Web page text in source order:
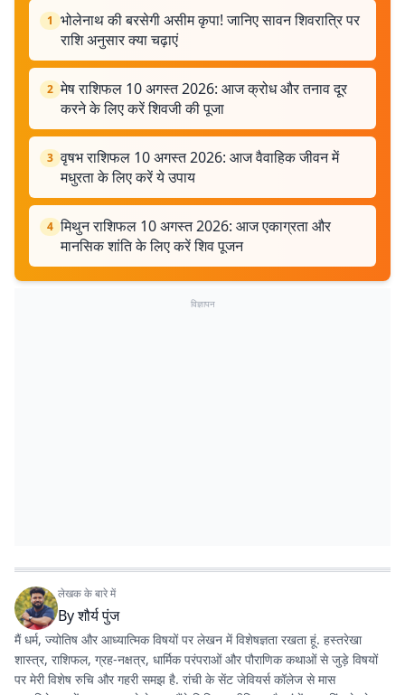
1 भोलेनाथ की बरसेगी असीम कृपा! जानिए सावन शिवरात्रि पर
राशि अनुसार क्या चढ़ाएं
2 मेष राशिफल 10 अगस्त 2026: आज क्रोध और तनाव दूर
करने के लिए करें शिवजी की पूजा
3 वृषभ राशिफल 10 अगस्त 2026: आज वैवाहिक जीवन में
मधुरता के लिए करें ये उपाय
4 मिथुन राशिफल 10 अगस्त 2026: आज एकाग्रता और
मानसिक शांति के लिए करें शिव पूजन
विज्ञापन
लेखक के बारे में
Byशौर्य पुंज
मैं धर्म, ज्योतिष और आध्यात्मिक विषयों पर लेखन में विशेषज्ञता रखता हूं. हस्तरेखा
शास्त्र, राशिफल, ग्रह-नक्षत्र, धार्मिक परंपराओं और पौराणिक कथाओं से जुड़े विषयों
पर मेरी विशेष रुचि और गहरी समझ है. रांची के सेंट जेवियर्स कॉलेज से मास